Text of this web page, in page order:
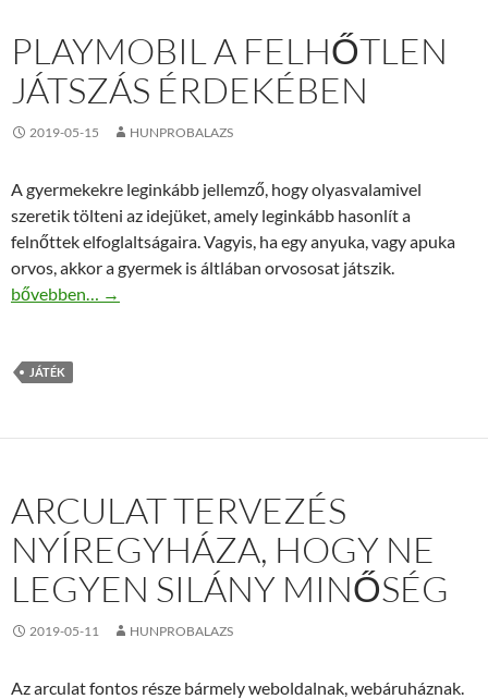
PLAYMOBIL A FELHŐTLEN
JÁTSZÁS ÉRDEKÉBEN
2019-05-15 HUNPROBALAZS
A gyermekekre leginkább jellemző, hogy olyasvalamivel
szeretik tölteni az idejüket, amely leginkább hasonlít a
felnőttek elfoglaltságaira. Vagyis, ha egy anyuka, vagy apuka
orvos, akkor a gyermek is áltlában orvososat játszik.
Playmobil a felhőtlen játszás érdekében
bővebben… →
JÁTÉK
ARCULAT TERVEZÉS
NYÍREGYHÁZA, HOGY NE
LEGYEN SILÁNY MINŐSÉG
2019-05-11 HUNPROBALAZS
Az arculat fontos része bármely weboldalnak, webáruháznak.